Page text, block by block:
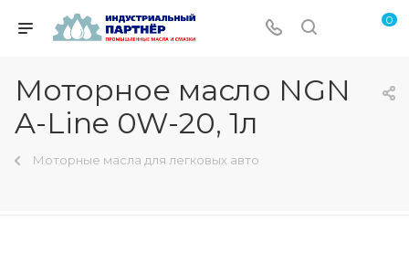
0
Моторное масло NGN
A-Line 0W-20, 1л
Моторные масла для легковых авто